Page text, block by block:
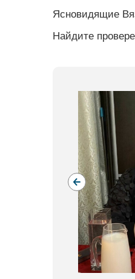
Ясновидящие
Найдите